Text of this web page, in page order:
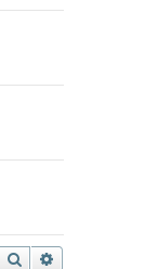
Поиск